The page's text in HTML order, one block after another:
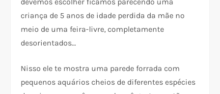
criança de 5 anos de idade perdida da mãe no
meio de uma feira-livre, completamente
desorientados…
Nisso ele te mostra uma parede forrada com
pequenos aquários cheios de diferentes espécies